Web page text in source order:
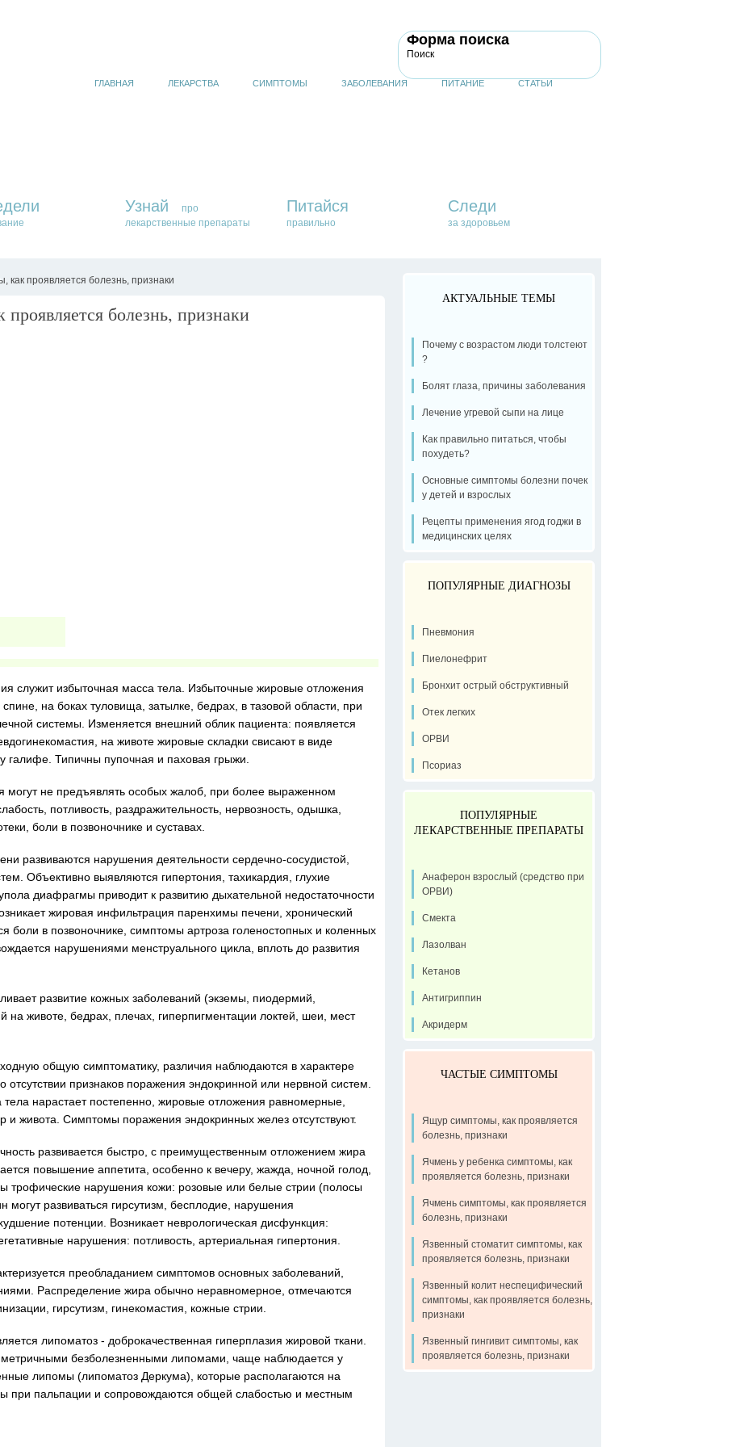
Форма поиска
Поиск
ГЛАВНАЯ ЛЕКАРСТВА СИМПТОМЫ ЗАБОЛЕВАНИЯ ПИТАНИЕ СТАТЬИ
Узнай
про
лекарственные препараты
Питайся
правильно
Следи
за здоровьем
как проявляется болезнь, признаки
болезнь, признаки
служит избыточная масса тела. Избыточные жировые отложения
на боках туловища, затылке, бедрах, в тазовой области, при
системы. Изменяется внешний облик пациента: появляется
на животе жировые складки свисают в виде
Типичны пупочная и паховая грыжи.
могут не предъявлять особых жалоб, при более выраженном
потливость, раздражительность, нервозность, одышка,
боли в позвоночнике и суставах.
развиваются нарушения деятельности сердечно-сосудистой,
Объективно выявляются гипертония, тахикардия, глухие
диафрагмы приводит к развитию дыхательной недостаточности
жировая инфильтрация паренхимы печени, хронический
боли в позвоночнике, симптомы артроза голеностопных и коленных
нарушениями менструального цикла, вплоть до развития
развитие кожных заболеваний (экземы, пиодермий,
на животе, бедрах, плечах, гиперпигментации локтей, шеи, мест
общую симптоматику, различия наблюдаются в характере
признаков поражения эндокринной или нервной систем.
нарастает постепенно, жировые отложения равномерные,
и живота. Симптомы поражения эндокринных желез отсутствуют.
развивается быстро, с преимущественным отложением жира
повышение аппетита, особенно к вечеру, жажда, ночной голод,
трофические нарушения кожи: розовые или белые стрии (полосы
могут развиваться гирсутизм, бесплодие, нарушения
потенции. Возникает неврологическая дисфункция:
нарушения: потливость, артериальная гипертония.
преобладанием симптомов основных заболеваний,
Распределение жира обычно неравномерное, отмечаются
гирсутизм, гинекомастия, кожные стрии.
липоматоз - доброкачественная гиперплазия жировой ткани.
безболезненными липомами, чаще наблюдается у
липомы (липоматоз Деркума), которые располагаются на
при пальпации и сопровождаются общей слабостью и местным
АКТУАЛЬНЫЕ ТЕМЫ
Почему с возрастом люди толстеют
?
Болят глаза, причины заболевания
Лечение угревой сыпи на лице
Как правильно питаться, чтобы
похудеть?
Основные симптомы болезни почек
у детей и взрослых
Рецепты применения ягод годжи в
медицинских целях
ПОПУЛЯРНЫЕ ДИАГНОЗЫ
Пневмония
Пиелонефрит
Бронхит острый обструктивный
Отек легких
ОРВИ
Псориаз
ПОПУЛЯРНЫЕ
ЛЕКАРСТВЕННЫЕ ПРЕПАРАТЫ
Анаферон взрослый (средство при
ОРВИ)
Смекта
Лазолван
Кетанов
Антигриппин
Акридерм
ЧАСТЫЕ СИМПТОМЫ
Ящур симптомы, как проявляется
болезнь, признаки
Ячмень у ребенка симптомы, как
проявляется болезнь, признаки
Ячмень симптомы, как проявляется
болезнь, признаки
Язвенный стоматит симптомы, как
проявляется болезнь, признаки
Язвенный колит неспецифический
симптомы, как проявляется болезнь,
признаки
Язвенный гингивит симптомы, как
проявляется болезнь, признаки